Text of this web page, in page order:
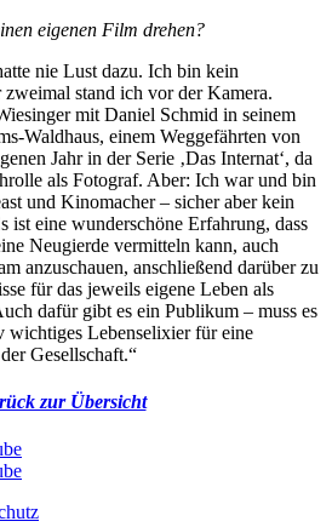
eigenen Film drehen?
nie Lust dazu. Ich bin kein
zweimal stand ich vor der Kamera.
mit Daniel Schmid in seinem
Waldhaus, einem Weggefährten von
Jahr in der Serie ‚Das Internat‘, da
als Fotograf. Aber: Ich war und bin
und Kinomacher – sicher aber kein
ist eine wunderschöne Erfahrung, dass
Neugierde vermitteln kann, auch
anzuschauen, anschließend darüber zu
für das jeweils eigene Leben als
dafür gibt es ein Publikum – muss es
wichtiges Lebenselixier für eine
Gesellschaft.“
zur Übersicht